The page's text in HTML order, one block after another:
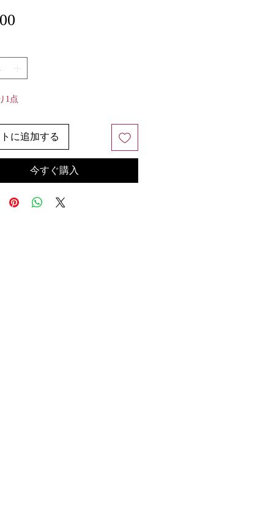
価
1点
に追加する
今すぐ購入